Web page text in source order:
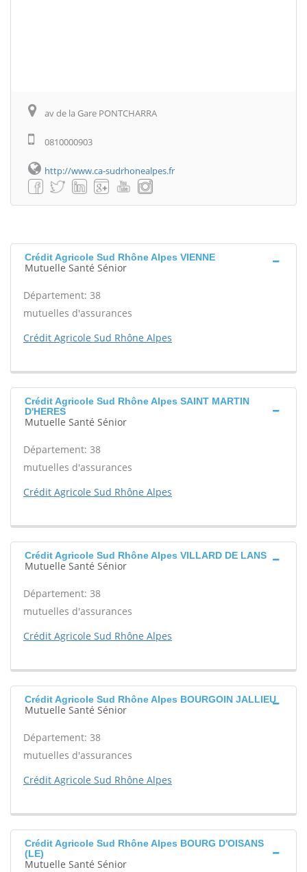
av de la Gare PONTCHARRA
0810000903
http://www.ca-sudrhonealpes.fr
Crédit Agricole Sud Rhône Alpes VIENNE
Mutuelle Santé Sénior
Département: 38
mutuelles d'assurances
Crédit Agricole Sud Rhône Alpes
Crédit Agricole Sud Rhône Alpes SAINT MARTIN
D'HERES
Mutuelle Santé Sénior
Département: 38
mutuelles d'assurances
Crédit Agricole Sud Rhône Alpes
Crédit Agricole Sud Rhône Alpes VILLARD DE LANS
Mutuelle Santé Sénior
Département: 38
mutuelles d'assurances
Crédit Agricole Sud Rhône Alpes
Crédit Agricole Sud Rhône Alpes BOURGOIN JALLIEU
Mutuelle Santé Sénior
Département: 38
mutuelles d'assurances
Crédit Agricole Sud Rhône Alpes
Crédit Agricole Sud Rhône Alpes BOURG D'OISANS
(LE)
Mutuelle Santé Sénior